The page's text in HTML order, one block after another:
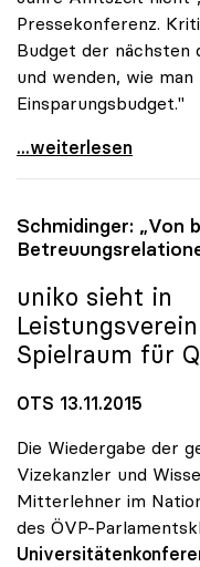
Pressekonferenz.
Budget der nächsten
und wenden, wie man
Einsparungsbudget."
uniko-Chef zog
...weiterlesen
Schmidinger: „Von
uniko sieht in
Spielraum für
OTS 13.11.2015
Die Wiedergabe der
Vizekanzler und
Mitterlehner im
des ÖVP-